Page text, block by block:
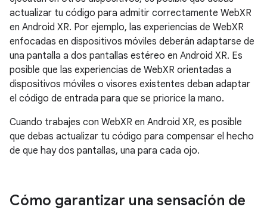
actualizar tu código para admitir correctamente WebXR
en Android XR. Por ejemplo, las experiencias de WebXR
enfocadas en dispositivos móviles deberán adaptarse de
una pantalla a dos pantallas estéreo en Android XR. Es
posible que las experiencias de WebXR orientadas a
dispositivos móviles o visores existentes deban adaptar
el código de entrada para que se priorice la mano.
Cuando trabajes con WebXR en Android XR, es posible
que debas actualizar tu código para compensar el hecho
de que hay dos pantallas, una para cada ojo.
Cómo garantizar una sensación de